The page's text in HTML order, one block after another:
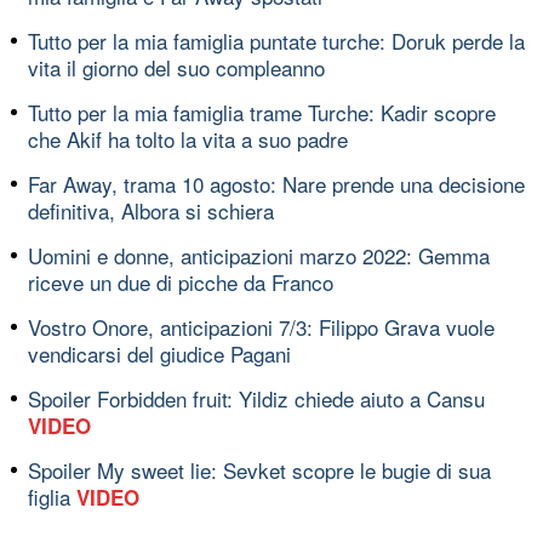
Tutto per la mia famiglia puntate turche: Doruk perde la
vita il giorno del suo compleanno
Tutto per la mia famiglia trame Turche: Kadir scopre
che Akif ha tolto la vita a suo padre
Far Away, trama 10 agosto: Nare prende una decisione
definitiva, Albora si schiera
Uomini e donne, anticipazioni marzo 2022: Gemma
riceve un due di picche da Franco
Vostro Onore, anticipazioni 7/3: Filippo Grava vuole
vendicarsi del giudice Pagani
Spoiler Forbidden fruit: Yildiz chiede aiuto a Cansu
VIDEO
Spoiler My sweet lie: Sevket scopre le bugie di sua
figlia VIDEO